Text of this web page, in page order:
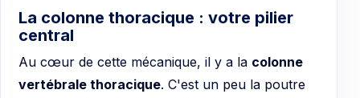
La colonne thoracique : votre pilier
central
Au cœur de cette mécanique, il y a la colonne
vertébrale thoracique. C'est un peu la poutre